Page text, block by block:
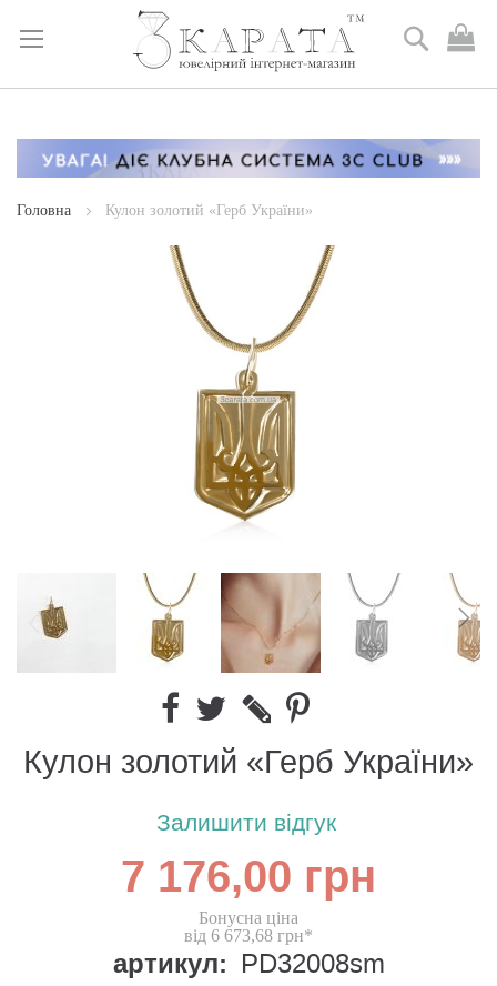
Skip
Content
Пошук
Головна Кулон золотий «Герб України»
Кулон золотий «Герб України»
Залишити відгук
7 176,00 грн
Бонусна ціна
від 6 673,68 грн*
артикул: PD32008sm